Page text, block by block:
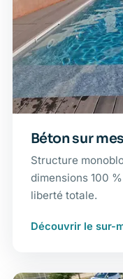
Béton sur
Structure
dimensions 100
liberté totale.
Découvrir le sur-